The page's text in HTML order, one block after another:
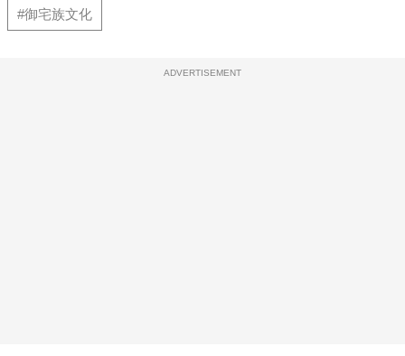
#御宅族文化
ADVERTISEMENT